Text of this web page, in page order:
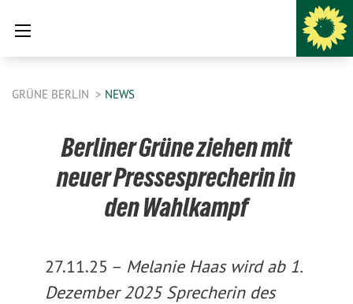
GRÜNE BERLIN NEWS
Berliner Grüne ziehen mit
neuer Pressesprecherin in
den Wahlkampf
27.11.25 – Melanie Haaswird ab 1.
Dezember 2025 Sprecherin des